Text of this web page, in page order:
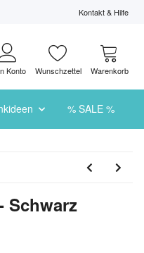
Kontakt & Hilfe
Konto Wunschzettel Warenkorb
% SALE %
Schwarz